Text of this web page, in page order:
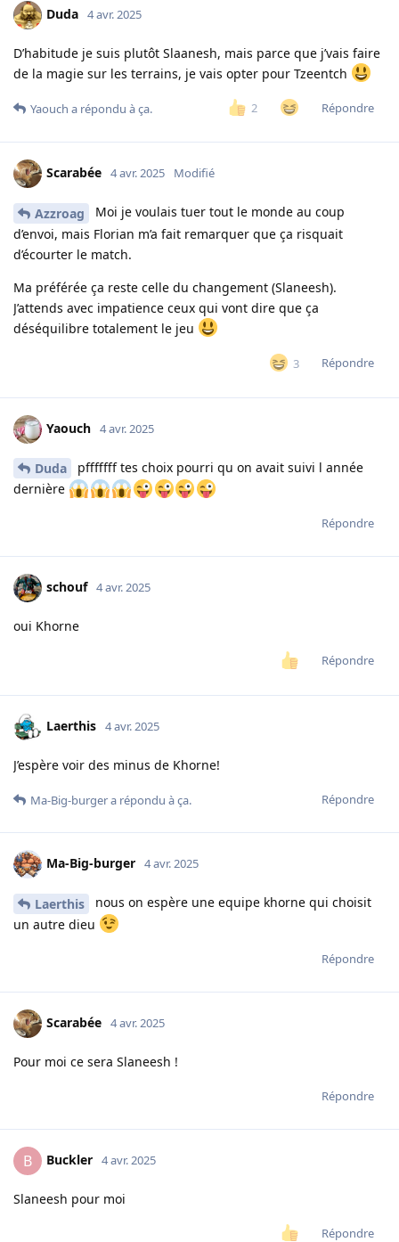
Duda 4 avr. 2025
D’habitude je suis plutôt Slaanesh, mais parce que j’vais faire
de la magie sur les terrains, je vais opter pour Tzeentch
2 Répondre
Yaouch a répondu à ça.
Scarabée 4 avr. 2025 Modifié
Azzroag
Moi je voulais tuer tout le monde au coup
d’envoi, mais Florian m’a fait remarquer que ça risquait
d’écourter le match.
Ma préférée ça reste celle du changement (Slaneesh).
J’attends avec impatience ceux qui vont dire que ça
déséquilibre totalement le jeu
3 Répondre
Yaouch 4 avr. 2025
Duda
pfffffff tes choix pourri qu on avait suivi l année
dernière
Répondre
schouf 4 avr. 2025
oui Khorne
Répondre
Laerthis 4 avr. 2025
J’espère voir des minus de Khorne!
Répondre
Ma-Big-burgera répondu à ça.
Ma-Big-burger 4 avr. 2025
Laerthis
nous on espère une equipe khorne qui choisit
un autre dieu
Répondre
Scarabée 4 avr. 2025
Pour moi ce sera Slaneesh !
Répondre
B Buckler 4 avr. 2025
Slaneesh pour moi
Répondre